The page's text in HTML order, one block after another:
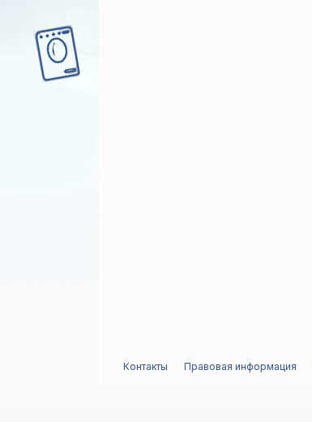
Контакты Правовая информация